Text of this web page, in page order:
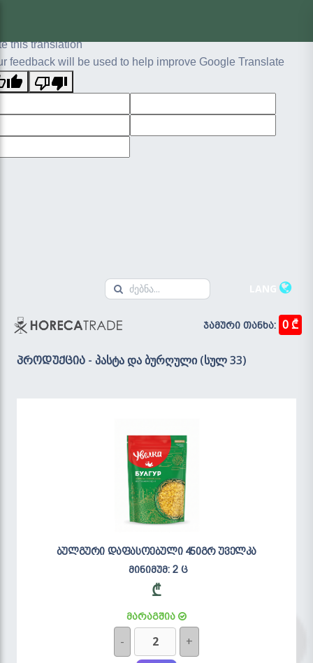
this translation
feedback will be used to help improve Google Translate
ჯამური თანხა: 0 ₾
პროდუქცია - პასტა და ბურღული (სულ 33)
ბულგური დაფასოებული 450გრ უველკა
მინიმუმ: 2 ც
₾
მარაგშია
- +